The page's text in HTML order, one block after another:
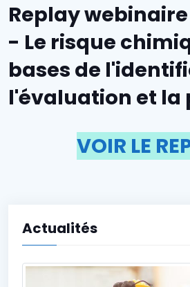
Replay
- Le risque
bases de
l'évaluation et la
VOIR LE
Actualités